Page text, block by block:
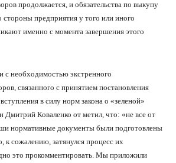
продолжается, и обязательства по выкупу
стороны предприятия у того или иного
именно с момента завершения этого
с необходимостью экстренного
связанного с принятием постановления
в силу норм закона о «зеленой»
Дмитрий Коваленко от метил, что: «не все от
нормативные документы были подготовлены
к сожалению, затянулся процесс их
это прокомментировать. Мы приложили